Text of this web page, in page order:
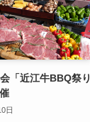
「近江牛BBQ祭り
日